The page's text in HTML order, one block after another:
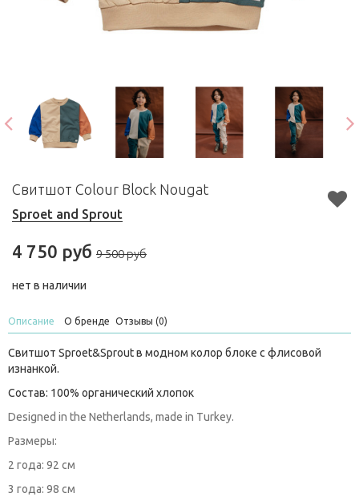
Свитшот Colour Block Nougat
Sproet and Sprout
4 750 руб 9 500 руб
нет в наличии
Описание О бренде Отзывы (0)
Свитшот Sproet&Sprout в модном колор блоке с флисовой
изнанкой.
Состав: 100% органический хлопок
Designed in the Netherlands, made in Turkey.
Размеры:
2 года: 92 см
3 года: 98 см